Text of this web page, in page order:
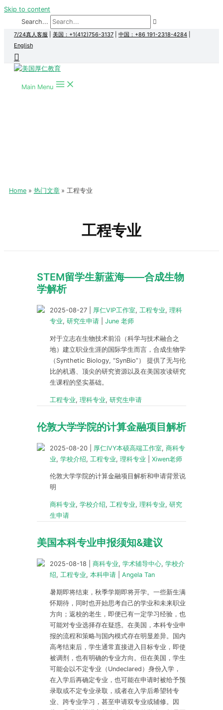
Skip to content
Search...
7/24真人客服 美国：+1(412)756-3137 中国：+86 191-2318-4284
English
Main Menu
Home 热门文章 工程专业
工程专业
STEM留学生新蓝海——合成生物
学解析
2025-08-27 厚仁VIP工作室, 工程专业, 理科
专业, 研究生申请 June 老师
对于立志在生物技术前沿（科学与技术融合之
地）建立职业生涯的国际学生而言，合成生物学
（Synthetic Biology, “SynBio”） 提供了无与伦
比的机遇、顶尖的研究资源以及在美国攻读研究
生课程的坚实基础。
工程专业, 理科专业, 研究生申请
伦敦大学学院的计算金融项目解析
2025-08-20 厚仁IVY本硕高端工作室, 商科专
业, 学校介绍, 工程专业, 理科专业 Xiwen老师
伦敦大学学院的计算金融项目解析和申请背景说
明
商科专业, 学校介绍, 工程专业, 理科专业, 研究
生申请
美国本科专业申报须知&建议
2025-08-18 商科专业, 学术辅导中心, 学校介
绍, 工程专业, 本科申请 Angela Tan
暑期即将结束，秋季学期即将开学。一些新生满
怀期待，同时也开始思考自己的学业和未来职业
方向；返校的老生，即便已有一定学习经验，也
可能对专业选择存在疑惑。在美国，本科专业申
报的流程和策略与国内模式存在明显差异。国内
高考结束后，学生通常直接进入目标专业，即使
被调剂，也有明确的专业方向。但在美国，学生
可能会以不定专业（Undeclared）身份入学，
在入学后再确定专业，也可能在申请时被给予预
录取或不定专业录取，或者在入学后希望转专
业、跨专业学习，甚至申请双专业或辅修。因